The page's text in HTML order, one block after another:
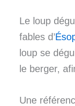
Le loup
fables d’
loup se
le berger,
Une